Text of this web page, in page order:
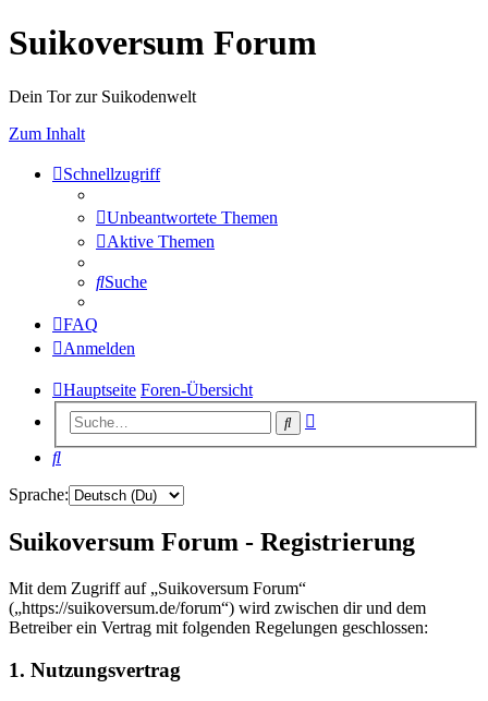
Suikoversum Forum
Dein Tor zur Suikodenwelt
Zum Inhalt
Schnellzugriff
Unbeantwortete Themen
Aktive Themen
Suche
FAQ
Anmelden
Hauptseite Foren-Übersicht
Suche
Suche
Sprache:
Suikoversum Forum - Registrierung
Mit dem Zugriff auf „Suikoversum Forum“
(„https://suikoversum.de/forum“) wird zwischen dir und dem
Betreiber ein Vertrag mit folgenden Regelungen geschlossen:
1. Nutzungsvertrag